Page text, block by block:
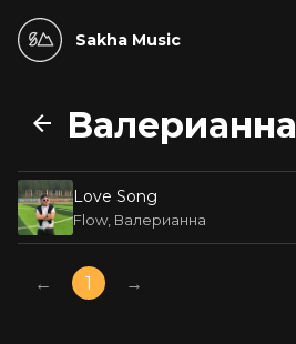
Sakha Music
Валерианна
Love Song
Flow, Валерианна
← 1 →